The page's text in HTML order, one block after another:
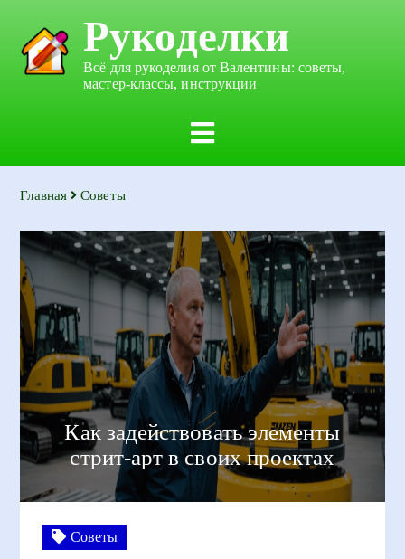
Рукоделки
Всё для рукоделия от Валентины: советы,
мастер-классы, инструкции
Главная Советы
Как задействовать элементы
стрит-арт в своих проектах
Советы